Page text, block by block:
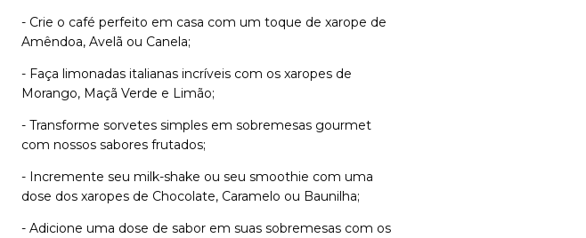
- Crie o café perfeito em casa com um toque de xarope de
Amêndoa, Avelã ou Canela;
- Faça limonadas italianas incríveis com os xaropes de
Morango, Maçã Verde e Limão;
- Transforme sorvetes simples em sobremesas gourmet
com nossos sabores frutados;
- Incremente seu milk-shake ou seu smoothie com uma
dose dos xaropes de Chocolate, Caramelo ou Baunilha;
- Adicione uma dose de sabor em suas sobremesas com os